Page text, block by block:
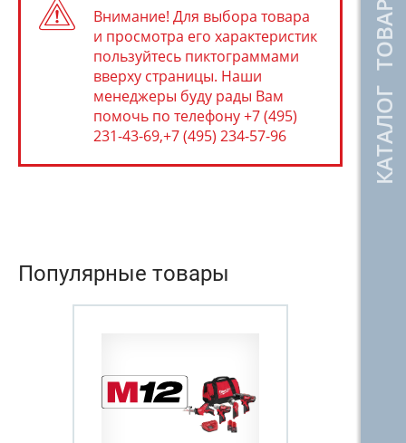
КАТАЛОГ ТОВАРОВ
Внимание! Для выбора товара
и просмотра его характеристик
пользуйтесь пиктограммами
вверху страницы. Наши
менеджеры буду рады Вам
помочь по телефону +7 (495)
231-43-69,+7 (495) 234-57-96
Популярные товары